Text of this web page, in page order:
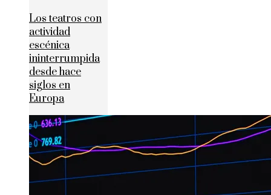
Los teatros con
actividad
escénica
ininterrumpida
desde hace
siglos en
Europa